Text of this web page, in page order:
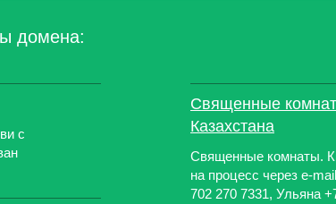
домена:
с
Священные
Казахстана
Священные комнаты.
на процесс через e-
702 270 7331, Ульяна